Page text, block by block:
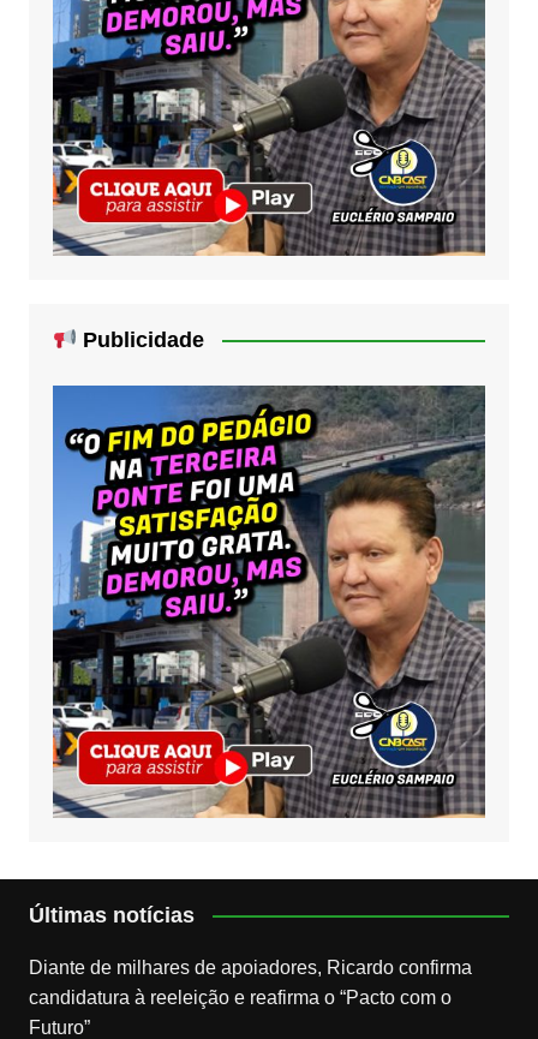
Publicidade
Últimas notícias
Diante de milhares de apoiadores, Ricardo confirma
candidatura à reeleição e reafirma o “Pacto com o
Futuro”